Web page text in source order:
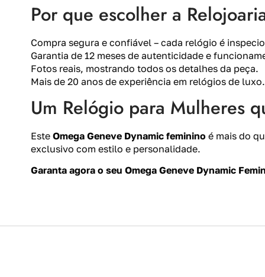
Por que escolher a
Compra segura e confiável – cada relógio é
Garantia de 12 meses de autenticidade e
Fotos reais, mostrando todos os detalhes da peça.
Mais de 20 anos de experiência em relógios de luxo.
Um Relógio para Mulheres
Este Omega Geneve Dynamic feminino é mais do
exclusivo com estilo e personalidade.
Garanta agora o seu Omega Geneve Dynamic